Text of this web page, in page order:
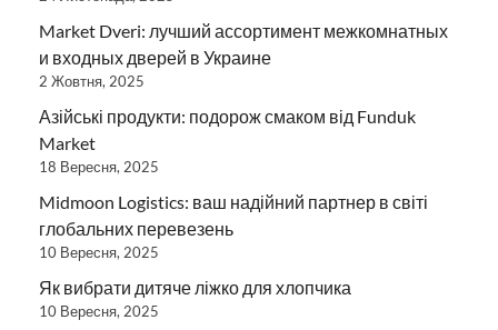
Market Dveri: лучший ассортимент межкомнатных
и входных дверей в Украине
2 Жовтня, 2025
Азійські продукти: подорож смаком від Funduk
Market
18 Вересня, 2025
Midmoon Logistics: ваш надійний партнер в світі
глобальних перевезень
10 Вересня, 2025
Як вибрати дитяче ліжко для хлопчика
10 Вересня, 2025